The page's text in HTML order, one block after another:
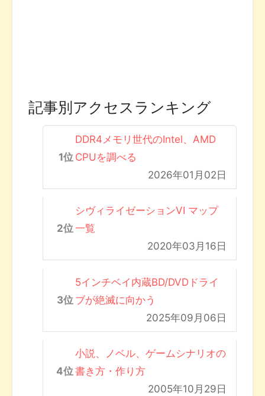
記事別アクセスランキング
DDR4メモリ世代のIntel、AMD
CPUを調べる
2026年01月02日
シヴィライゼーションVI マップ
一覧
2020年03月16日
5インチベイ内蔵BD/DVDドライ
ブが絶滅に向かう
2025年09月06日
小説、ノベル、ゲームシナリオの
書き方・作り方
2005年10月29日